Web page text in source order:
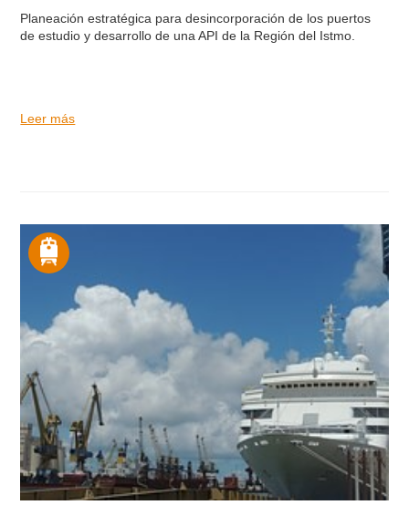
Planeación estratégica para desincorporación de los puertos
de estudio y desarrollo de una API de la Región del Istmo.
Leer más